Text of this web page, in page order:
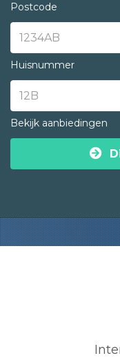
Postcode
Huisnummer
Bekijk aanbiedingen